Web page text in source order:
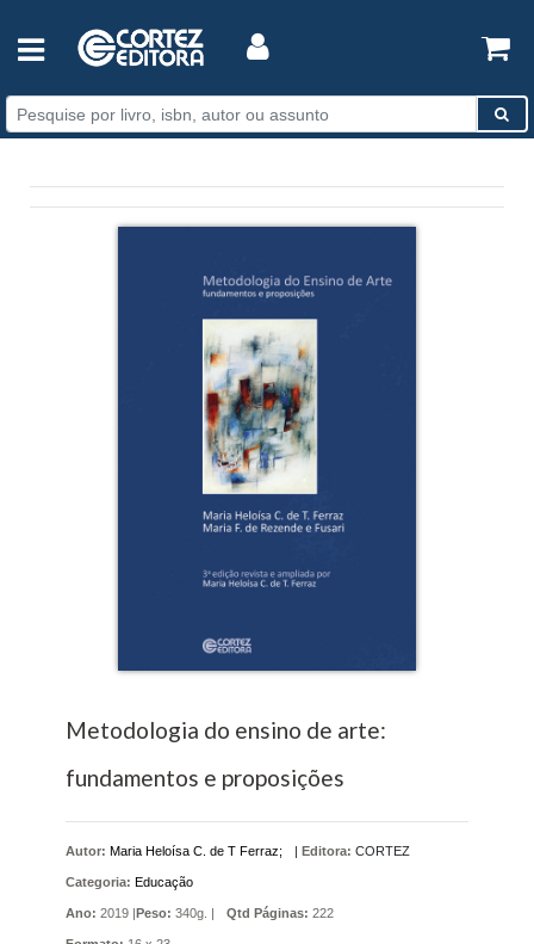
Metodologia do ensino de arte:
fundamentos e proposições
Autor: Maria Heloísa C. de T Ferraz; | Editora: CORTEZ
Categoria: Educação
Ano: 2019 |Peso: 340g. | Qtd Páginas: 222